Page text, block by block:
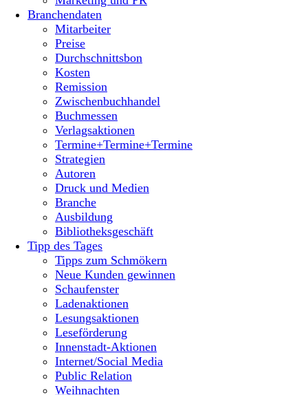
Branchendaten
Mitarbeiter
Preise
Durchschnittsbon
Kosten
Remission
Zwischenbuchhandel
Buchmessen
Verlagsaktionen
Termine+Termine+Termine
Strategien
Autoren
Druck und Medien
Branche
Ausbildung
Bibliotheksgeschäft
Tipp des Tages
Tipps zum Schmökern
Neue Kunden gewinnen
Schaufenster
Ladenaktionen
Lesungsaktionen
Leseförderung
Innenstadt-Aktionen
Internet/Social Media
Public Relation
Weihnachten